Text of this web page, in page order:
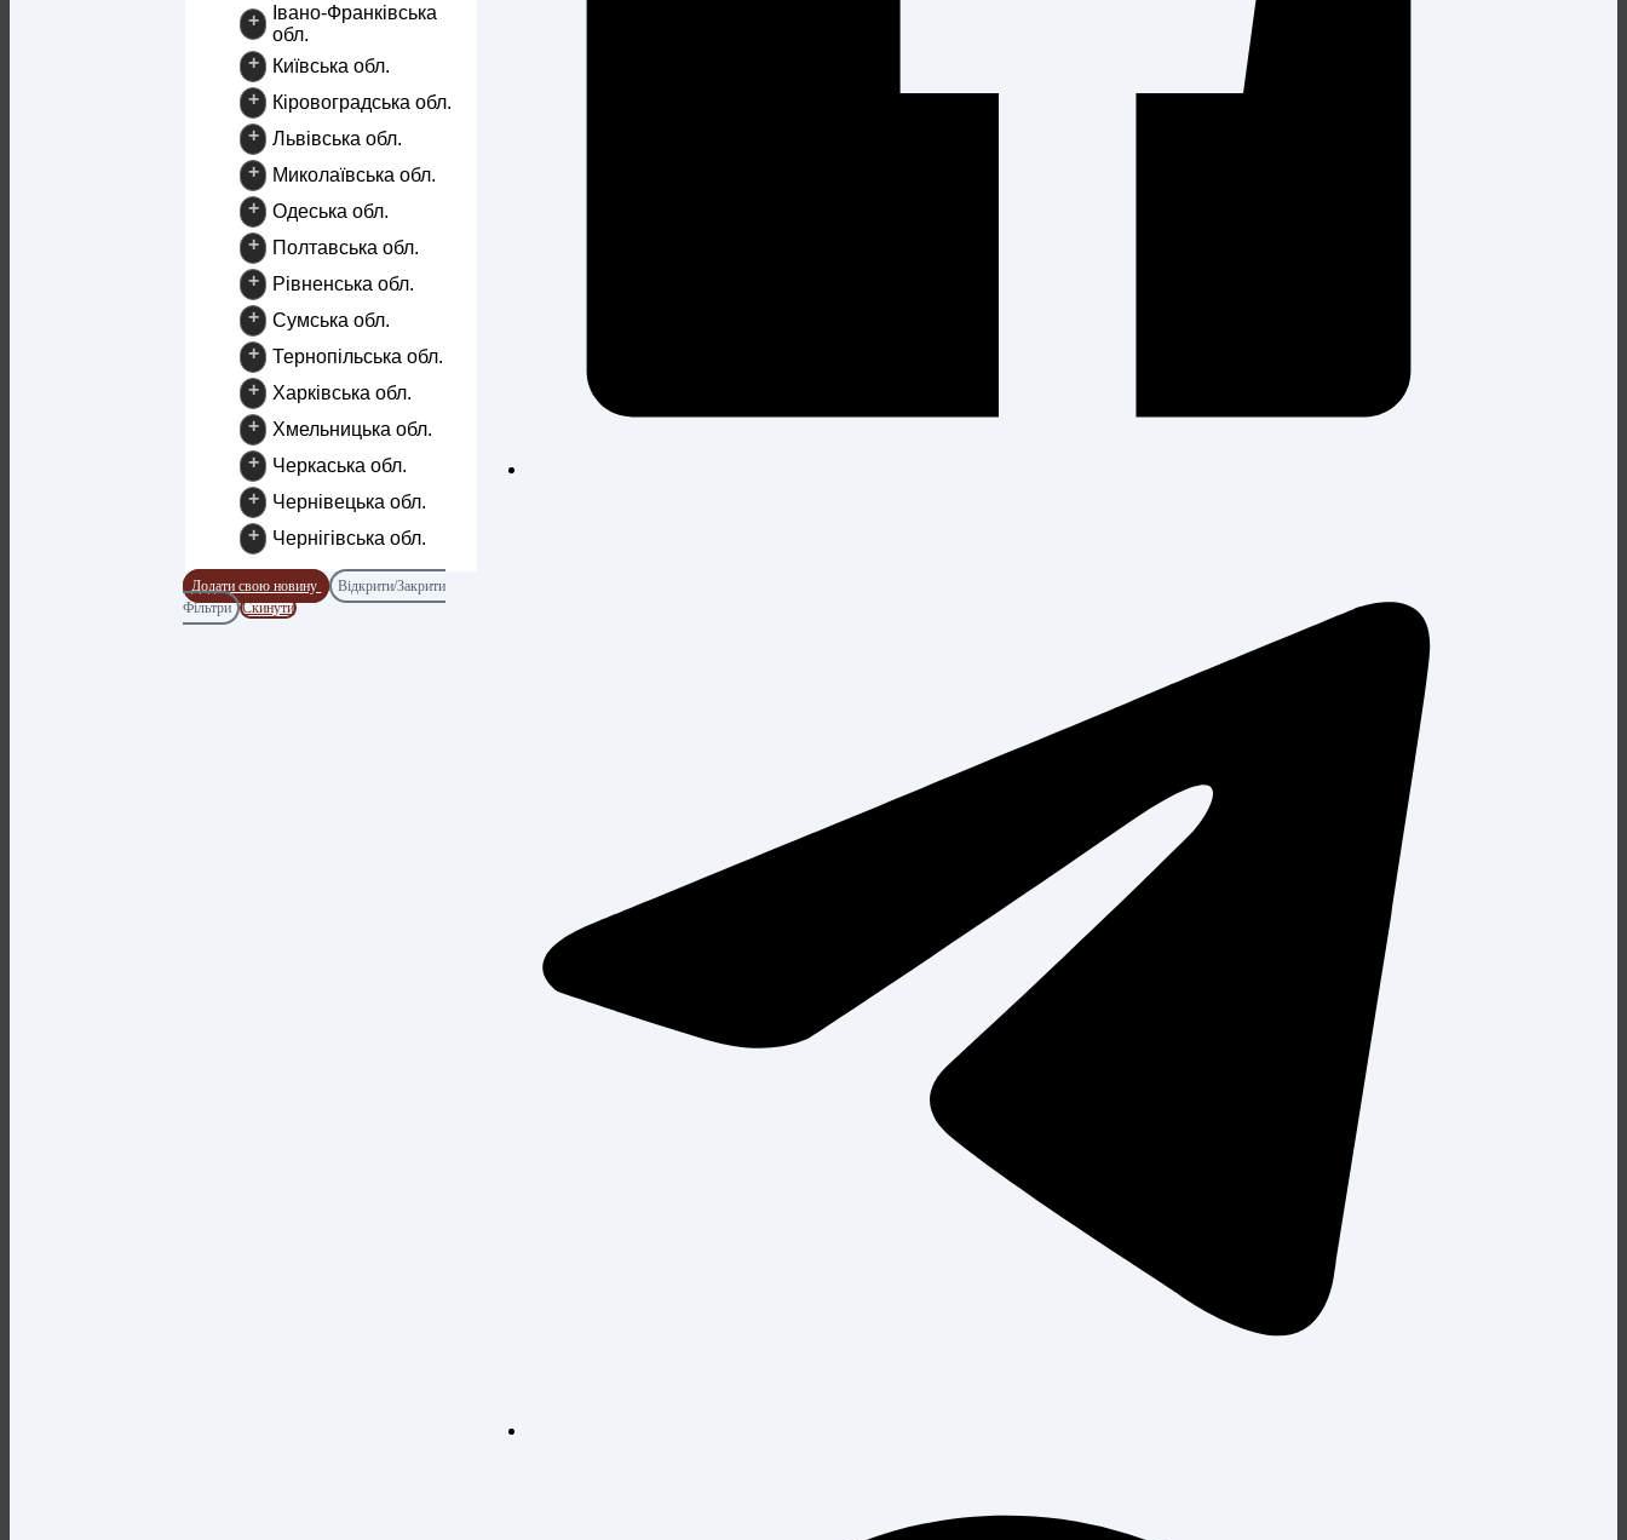
+
Івано-Франківська
обл.
+
Київська обл.
+
Кіровоградська обл.
+
Львівська обл.
+
Миколаївська обл.
+
Одеська обл.
+
Полтавська обл.
+
Рівненська обл.
+
Сумська обл.
+
Тернопільська обл.
+
Харківська обл.
+
Хмельницька обл.
+
Черкаська обл.
+
Чернівецька обл.
+
Чернігівська обл.
Додати свою новину
Відкрити/Закрити
Фільтри
Скинути